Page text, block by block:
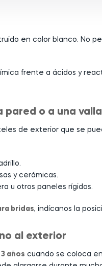
en color blanco. No
frente a ácidos y
pared o a una valla
de exterior que se
y cerámicas.
u otros paneles rígidos.
bridas, indícanos la
al exterior
3 años cuando se coloca